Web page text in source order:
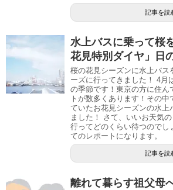
記事を読
水上バスに乗って桜
花見特別ダイヤ」日
桜の花見シーズンに水上バス
ーズに行ってきました！ 4月
の季節です！東京の方に住ん
トが数多くあります！その中
ていたお花見シーズンの水上
ました！ さて、いいお天気
行ってどのくらい待つのでし
てのレポートになります。
記事を読
離れて暮らす祖父母